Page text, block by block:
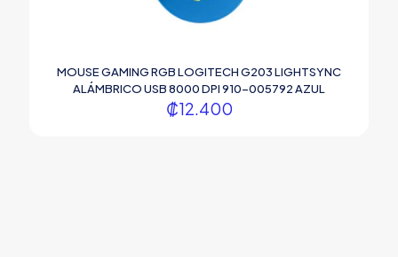
MOUSE GAMING RGB LOGITECH G203 LIGHTSYNC
ALÁMBRICO USB 8000 DPI 910-005792 AZUL
₡12.400